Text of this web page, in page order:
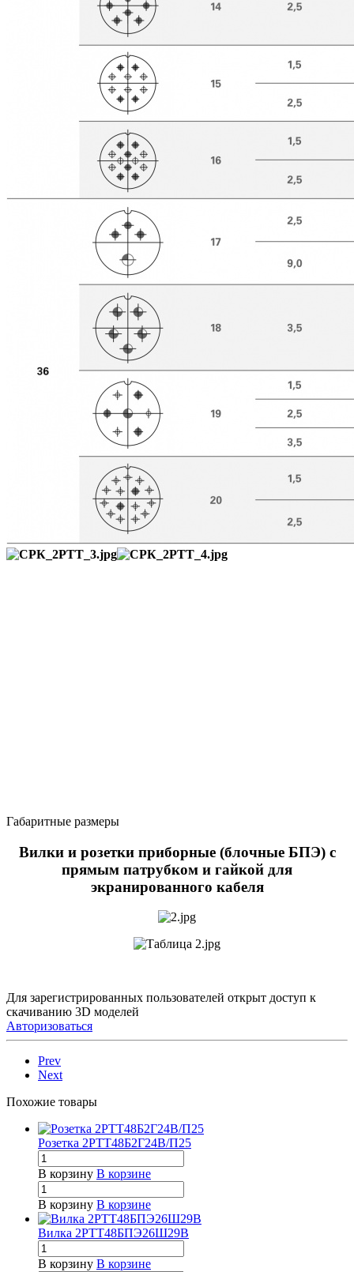
Габаритные размеры
Вилки и розетки приборные (блочные БПЭ) с
прямым патрубком и гайкой для
экранированного кабеля
Для зарегистрированных пользователей открыт доступ к
скачиванию 3D моделей
Авторизоваться
Prev
Next
Похожие товары
Розетка 2РТТ48Б2Г24В/П25
В корзину В корзине
В корзину В корзине
Вилка 2РТТ48БПЭ26Ш29В
В корзину В корзине